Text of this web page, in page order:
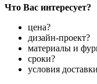
Что Вас интересует?
цена?
дизайн-проект?
материалы и
сроки?
условия